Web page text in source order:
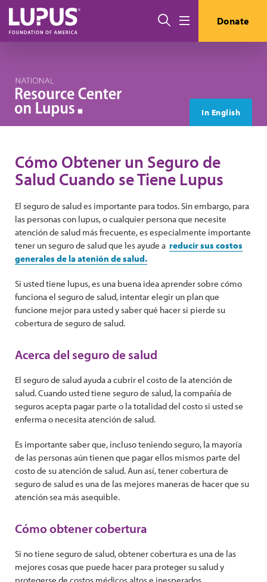
Pasar al contenido principal
Buscar Donate
In English
Cómo Obtener un Seguro de
Salud Cuando se Tiene Lupus
El seguro de salud es importante para todos. Sin embargo, para
las personas con lupus, o cualquier persona que necesite
atención de salud más frecuente, es especialmente importante
tener un seguro de salud que les ayude a reducir sus costos
generales de la atenión de salud.
Si usted tiene lupus, es una buena idea aprender sobre cómo
funciona el seguro de salud, intentar elegir un plan que
funcione mejor para usted y saber qué hacer si pierde su
cobertura de seguro de salud.
Acerca del seguro de salud
El seguro de salud ayuda a cubrir el costo de la atención de
salud. Cuando usted tiene seguro de salud, la compañía de
seguros acepta pagar parte o la totalidad del costo si usted se
enferma o necesita atención de salud.
Es importante saber que, incluso teniendo seguro, la mayoría
de las personas aún tienen que pagar ellos mismos parte del
costo de su atención de salud. Aun así, tener cobertura de
seguro de salud es una de las mejores maneras de hacer que su
atención sea más asequible.
Cómo obtener cobertura
Si no tiene seguro de salud, obtener cobertura es una de las
mejores cosas que puede hacer para proteger su salud y
protegerse de costos médicos altos e inesperados.